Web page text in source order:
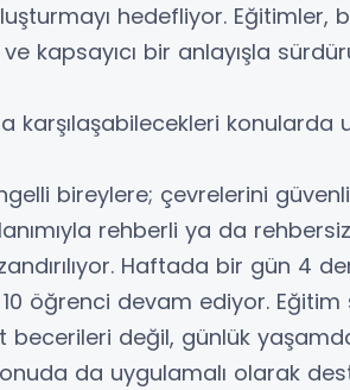
hedefliyor. Eğitimler,
kapsayıcı bir anlayışla
karşılaşabilecekleri konularda
bireylere; çevrelerini
rehberli ya da
Haftada bir gün 4
öğrenci devam ediyor.
becerileri değil, günlük
da uygulamalı olarak